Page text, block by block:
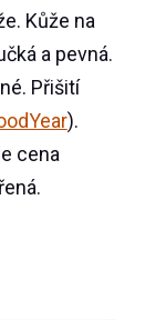
Kůže na
a pevná.
Přišití
).
cena